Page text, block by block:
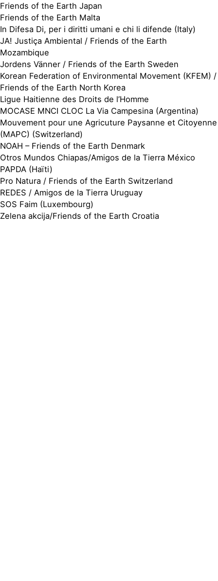
Friends of the Earth Japan
Friends of the Earth Malta
In Difesa Di, per i diritti umani e chi li difende (Italy)
JA! Justiça Ambiental / Friends of the Earth
Mozambique
Jordens Vänner / Friends of the Earth Sweden
Korean Federation of Environmental Movement (KFEM) /
Friends of the Earth North Korea
Ligue Haitienne des Droits de l’Homme
MOCASE MNCI CLOC La Via Campesina (Argentina)
Mouvement pour une Agricuture Paysanne et Citoyenne
(MAPC) (Switzerland)
NOAH – Friends of the Earth Denmark
Otros Mundos Chiapas/Amigos de la Tierra México
PAPDA (Haïti)
Pro Natura / Friends of the Earth Switzerland
REDES / Amigos de la Tierra Uruguay
SOS Faim (Luxembourg)
Zelena akcija/Friends of the Earth Croatia